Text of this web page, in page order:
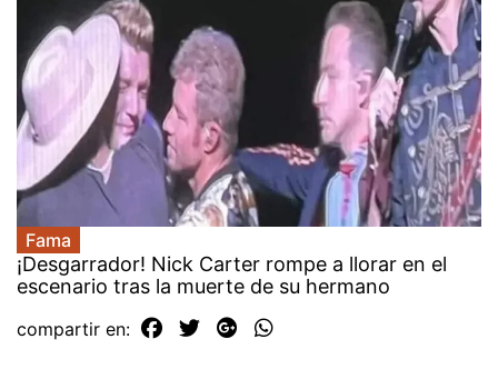
Fama
¡Desgarrador! Nick Carter rompe a llorar en el
escenario tras la muerte de su hermano
compartir en: